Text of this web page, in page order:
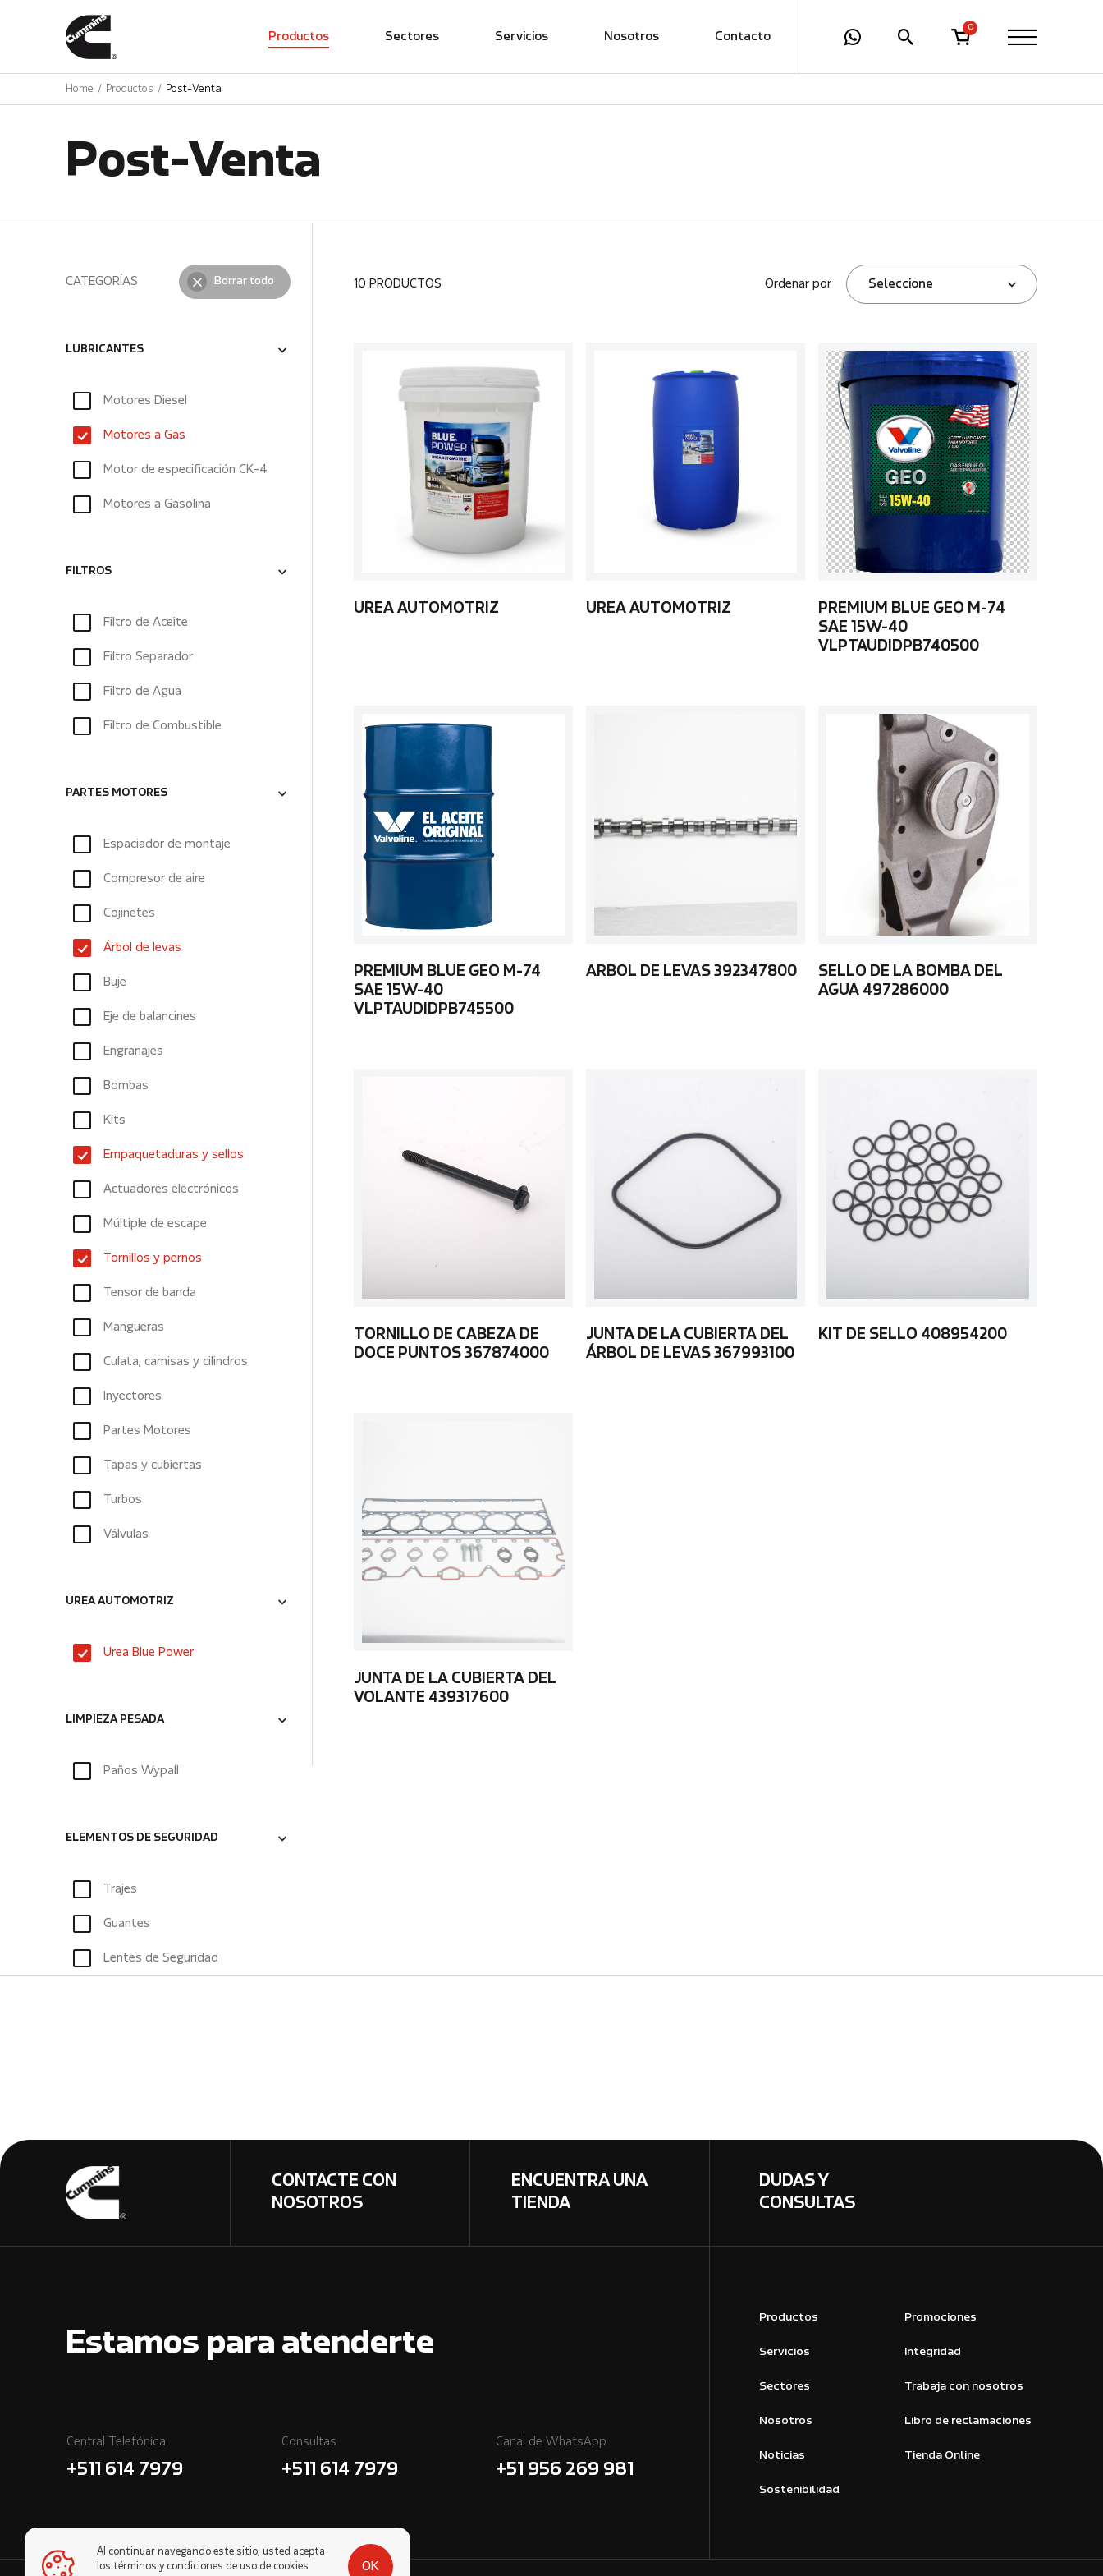
Productos Sectores Servicios Nosotros Contacto
0
Home Productos Post-Venta
Post-Venta
CATEGORÍAS Borrar todo
LUBRICANTES
Motores Diesel
Motores a Gas
Motor de especificación CK-4
Motores a Gasolina
FILTROS
Filtro de Aceite
Filtro Separador
Filtro de Agua
Filtro de Combustible
PARTES MOTORES
Espaciador de montaje
Compresor de aire
Cojinetes
Árbol de levas
Buje
Eje de balancines
Engranajes
Bombas
Kits
Empaquetaduras y sellos
Actuadores electrónicos
Múltiple de escape
Tornillos y pernos
Tensor de banda
Mangueras
Culata, camisas y cilindros
Inyectores
Partes Motores
Tapas y cubiertas
Turbos
Válvulas
UREA AUTOMOTRIZ
Urea Blue Power
LIMPIEZA PESADA
Paños Wypall
ELEMENTOS DE SEGURIDAD
Trajes
Guantes
Lentes de Seguridad
10 PRODUCTOS Ordenar por Seleccione
UREA AUTOMOTRIZ UREA AUTOMOTRIZ
PREMIUM BLUE GEO M-74
SAE 15W-40
VLPTAUDIDPB740500
PREMIUM BLUE GEO M-74
SAE 15W-40
VLPTAUDIDPB745500
ARBOL DE LEVAS 392347800
SELLO DE LA BOMBA DEL
AGUA 497286000
TORNILLO DE CABEZA DE
DOCE PUNTOS 367874000
JUNTA DE LA CUBIERTA DEL
ÁRBOL DE LEVAS 367993100
KIT DE SELLO 408954200
JUNTA DE LA CUBIERTA DEL
VOLANTE 439317600
CONTACTE CON
NOSOTROS
ENCUENTRA UNA
TIENDA
DUDAS Y
CONSULTAS
Estamos para atenderte
Central Telefónica
+511 614 7979
Consultas
+511 614 7979
Canal de WhatsApp
+51 956 269 981
Productos
Servicios
Sectores
Nosotros
Noticias
Sostenibilidad
Promociones
Integridad
Trabaja con nosotros
Libro de reclamaciones
Tienda Online
Al continuar navegando este sitio, usted acepta
los términos y condiciones de uso de cookies
OK